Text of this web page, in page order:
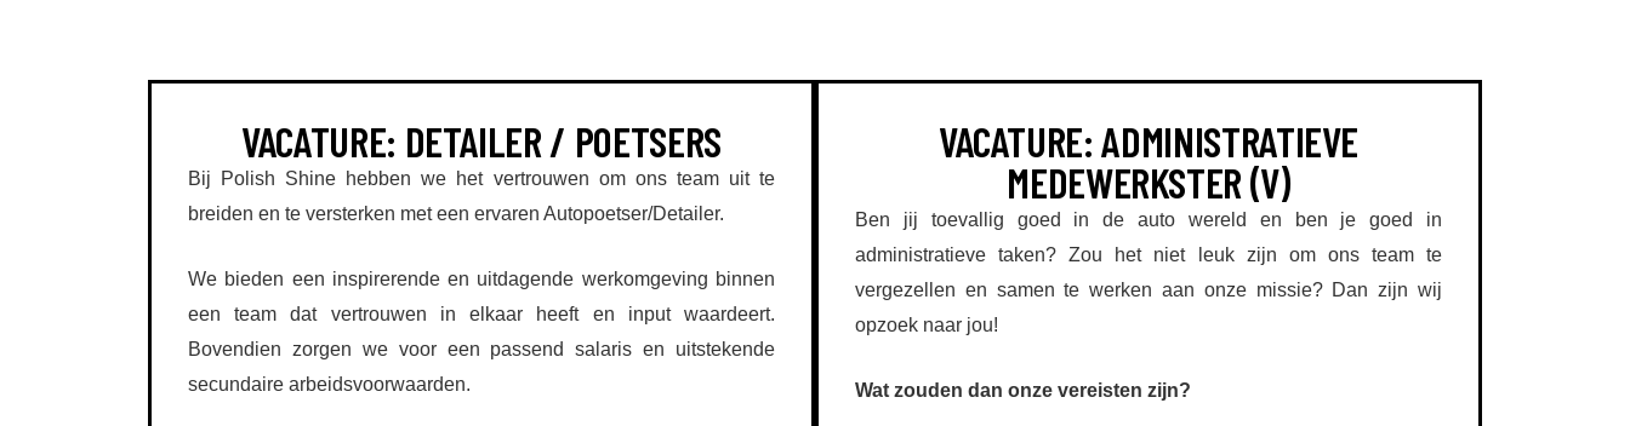
VACATURE: DETAILER / POETSERS
Bij Polish Shine hebben we het vertrouwen om ons team uit te
breiden en te versterken met een ervaren Autopoetser/Detailer.
We bieden een inspirerende en uitdagende werkomgeving binnen
een team dat vertrouwen in elkaar heeft en input waardeert.
Bovendien zorgen we voor een passend salaris en uitstekende
secundaire arbeidsvoorwaarden.
VACATURE: ADMINISTRATIEVE
MEDEWERKSTER (V)
Ben jij toevallig goed in de auto wereld en ben je goed in
administratieve taken? Zou het niet leuk zijn om ons team te
vergezellen en samen te werken aan onze missie? Dan zijn wij
opzoek naar jou!
Wat zouden dan onze vereisten zijn?